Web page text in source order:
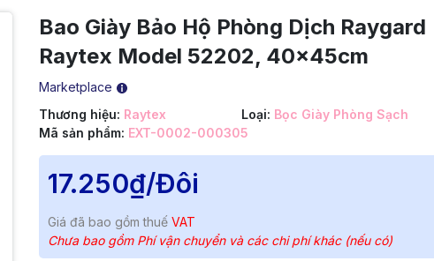
Bao Giày Bảo Hộ Phòng Dịch Raygard
Raytex Model 52202, 40x45cm
Marketplace
Thương hiệu: Raytex Loại: Bọc Giày Phòng Sạch
Mã sản phẩm: EXT-0002-000305
17.250₫/Đôi
Giá đã bao gồm thuế VAT
Chưa bao gồm Phí vận chuyển và các chi phí khác (nếu có)